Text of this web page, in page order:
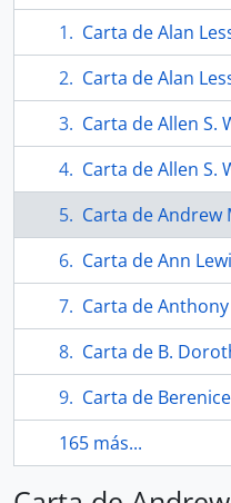
Carta de Alan
Carta de Alan
Carta de Allen S.
Carta de Allen S.
Carta de Andrew
Carta de Ann
Carta de
Carta de B.
Carta de
165 más...